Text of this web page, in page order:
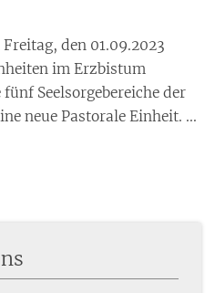
den 01.09.2023
im Erzbistum
Seelsorgebereiche der
neue Pastorale Einheit. ...